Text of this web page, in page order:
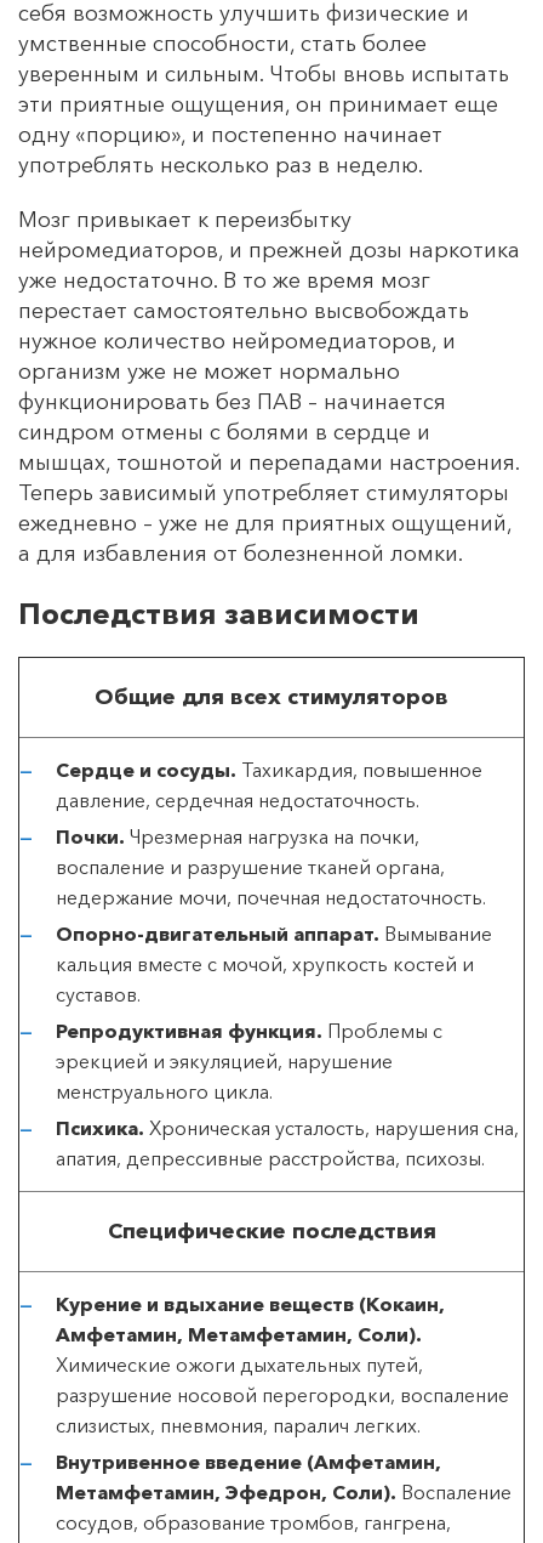
себя возможность улучшить физические и
умственные способности, стать более
уверенным и сильным. Чтобы вновь испытать
эти приятные ощущения, он принимает еще
одну «порцию», и постепенно начинает
употреблять несколько раз в неделю.
Мозг привыкает к переизбытку
нейромедиаторов, и прежней дозы наркотика
уже недостаточно. В то же время мозг
перестает самостоятельно высвобождать
нужное количество нейромедиаторов, и
организм уже не может нормально
функционировать без ПАВ – начинается
синдром отмены с болями в сердце и
мышцах, тошнотой и перепадами настроения.
Теперь зависимый употребляет стимуляторы
ежедневно – уже не для приятных ощущений,
а для избавления от болезненной ломки.
Последствия зависимости
Общие для всех стимуляторов
Сердце и сосуды. Тахикардия, повышенное
давление, сердечная недостаточность.
Почки. Чрезмерная нагрузка на почки,
воспаление и разрушение тканей органа,
недержание мочи, почечная недостаточность.
Опорно-двигательный аппарат. Вымывание
кальция вместе с мочой, хрупкость костей и
суставов.
Репродуктивная функция. Проблемы с
эрекцией и эякуляцией, нарушение
менструального цикла.
Психика. Хроническая усталость, нарушения сна,
апатия, депрессивные расстройства, психозы.
Специфические последствия
Курение и вдыхание веществ (Кокаин,
Амфетамин, Метамфетамин, Соли).
Химические ожоги дыхательных путей,
разрушение носовой перегородки, воспаление
слизистых, пневмония, паралич легких.
Внутривенное введение (Амфетамин,
Метамфетамин, Эфедрон, Соли). Воспаление
сосудов, образование тромбов, гангрена,